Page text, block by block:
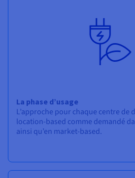
La phase d’usage
L’approche pour chaque centre de
location-based comme demandé
ainsi qu’en market-based.